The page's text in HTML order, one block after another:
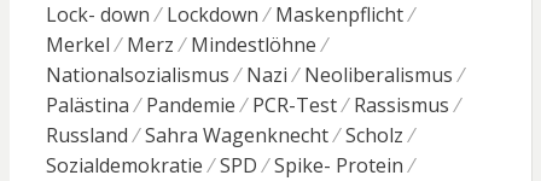
Lock- down
Lockdown
Maskenpflicht
Merkel
Merz
Mindestlöhne
Nationalsozialismus
Nazi
Neoliberalismus
Palästina
Pandemie PCR-Test
Rassismus
Russland
Sahra Wagenknecht
Scholz
Sozialdemokratie
SPD
Spike- Protein